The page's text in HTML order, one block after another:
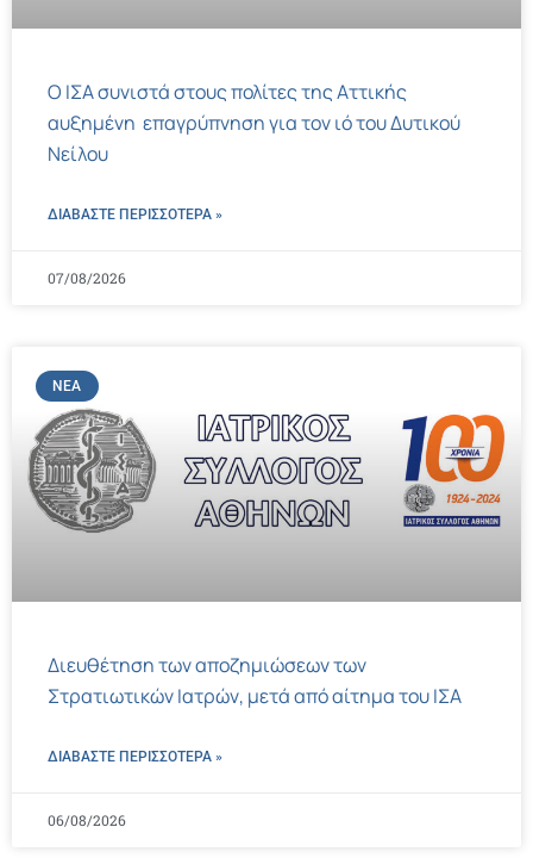
Ο ΙΣΑ συνιστά στους πολίτες της Αττικής
αυξημένη επαγρύπνηση για τον ιό του Δυτικού
Νείλου
ΔΙΑΒΑΣΤΕ ΠΕΡΙΣΣΌΤΕΡΑ »
07/08/2026
ΝΈΑ
Διευθέτηση των αποζημιώσεων των
Στρατιωτικών Ιατρών, μετά από αίτημα του ΙΣΑ
ΔΙΑΒΑΣΤΕ ΠΕΡΙΣΣΌΤΕΡΑ »
06/08/2026